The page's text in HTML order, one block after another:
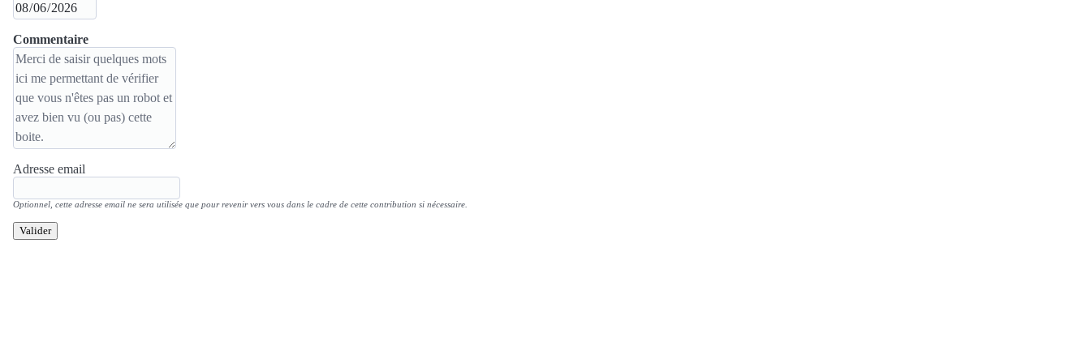
Commentaire
Adresse email
Optionnel, cette adresse email ne sera utilisée que pour revenir vers vous dans le cadre de cette contribution si nécessaire.
Valider